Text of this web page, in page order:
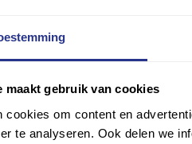
maakt gebruik van cookies
cookies om content en
te analyseren. Ook delen we